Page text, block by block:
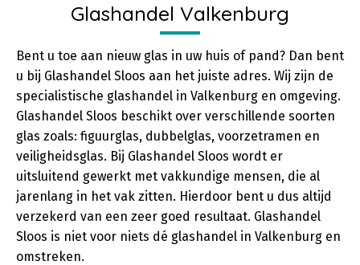
Glashandel Valkenburg
Bent u toe aan nieuw glas in uw huis of pand? Dan bent
u bij Glashandel Sloos aan het juiste adres. Wij zijn de
specialistische glashandel in Valkenburg en omgeving.
Glashandel Sloos beschikt over verschillende soorten
glas zoals: figuurglas, dubbelglas, voorzetramen en
veiligheidsglas. Bij Glashandel Sloos wordt er
uitsluitend gewerkt met vakkundige mensen, die al
jarenlang in het vak zitten. Hierdoor bent u dus altijd
verzekerd van een zeer goed resultaat. Glashandel
Sloos is niet voor niets dé glashandel in Valkenburg en
omstreken.